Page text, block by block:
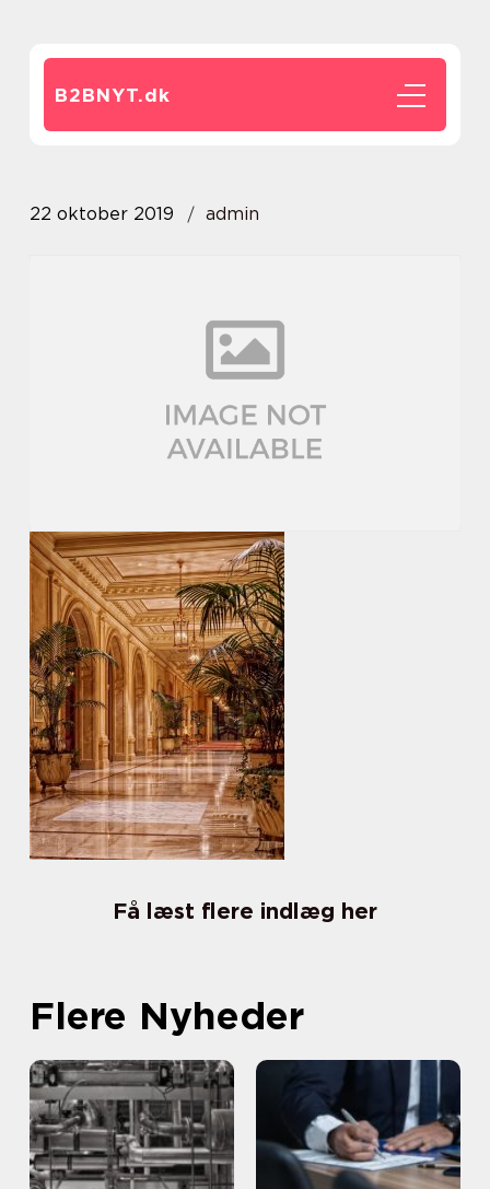
B2BNYT.dk
22 oktober 2019 admin
Få læst flere indlæg her
Flere Nyheder